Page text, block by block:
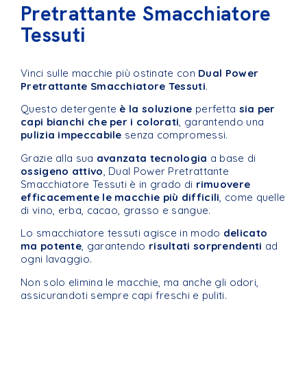
Pretrattante Smacchiatore
Tessuti
Vinci sulle macchie più ostinate con Dual Power
Pretrattante Smacchiatore Tessuti.
Questo detergente è la soluzione perfetta sia per
capi bianchi che per i colorati, garantendo una
pulizia impeccabile senza compromessi.
Grazie alla sua avanzata tecnologia a base di
ossigeno attivo , Dual Power Pretrattante
Smacchiatore Tessuti è in grado di rimuovere
efficacemente le macchie più difficili , come quelle
di vino, erba, cacao, grasso e sangue.
Lo smacchiatore tessuti agisce in modo delicato
ma potente, garantendo risultati sorprendenti ad
ogni lavaggio.
Non solo elimina le macchie, ma anche gli odori,
assicurandoti sempre capi freschi e puliti.